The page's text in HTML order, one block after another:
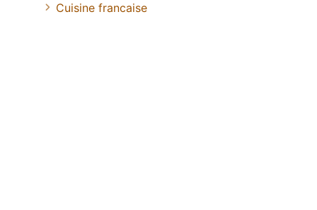
Cuisine francaise